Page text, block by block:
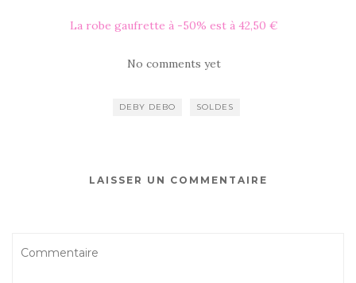
La robe gaufrette à -50% est à 42,50 €
No comments yet
DEBY DEBO SOLDES
LAISSER UN COMMENTAIRE